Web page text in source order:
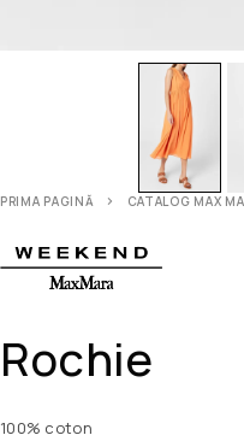
PRIMA PAGINĂ CATALOG MAX
Rochie
100% coton